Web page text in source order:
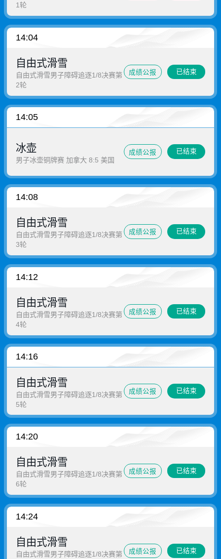
1轮
14:04
自由式滑雪
自由式滑雪男子障碍追逐1/8决赛第
2轮
成绩公报 已结束
14:05
冰壶
男子冰壶铜牌赛 加拿大 8:5 美国
成绩公报 已结束
14:08
自由式滑雪
自由式滑雪男子障碍追逐1/8决赛第
3轮
成绩公报 已结束
14:12
自由式滑雪
自由式滑雪男子障碍追逐1/8决赛第
4轮
成绩公报 已结束
14:16
自由式滑雪
自由式滑雪男子障碍追逐1/8决赛第
5轮
成绩公报 已结束
14:20
自由式滑雪
自由式滑雪男子障碍追逐1/8决赛第
6轮
成绩公报 已结束
14:24
自由式滑雪
自由式滑雪男子障碍追逐1/8决赛第 成绩公报 已结束